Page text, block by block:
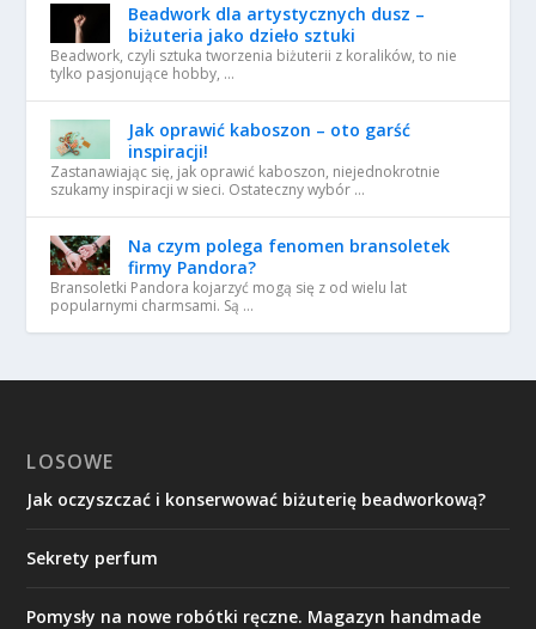
Beadwork dla artystycznych dusz –
biżuteria jako dzieło sztuki
Beadwork, czyli sztuka tworzenia biżuterii z koralików, to nie
tylko pasjonujące hobby, …
Jak oprawić kaboszon – oto garść
inspiracji!
Zastanawiając się, jak oprawić kaboszon, niejednokrotnie
szukamy inspiracji w sieci. Ostateczny wybór …
Na czym polega fenomen bransoletek
firmy Pandora?
Bransoletki Pandora kojarzyć mogą się z od wielu lat
popularnymi charmsami. Są …
LOSOWE
Jak oczyszczać i konserwować biżuterię beadworkową?
Sekrety perfum
Pomysły na nowe robótki ręczne. Magazyn handmade